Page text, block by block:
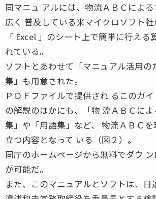
同マニュ アルには、物流ＡＢＣによる
広く 普及している米マイクロソフト
「 Excel 」のシート上で簡単に行える
れている。
ソフトとあわせて「マニュアル活用の
集」も用意された。
ＰＤＦファイルで提供され るこのガ
の解説のほかにも、「物 流ＡＢＣに
集」や「用語集」など、 物流ＡＢＣ
立つ内容となって いる（図２）。
同庁のホームページから無料でダウ
が可能だ。
また、このマニュアルとソフトは、日